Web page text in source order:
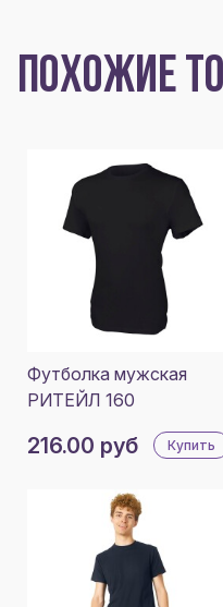
ПОХОЖИЕ
Футболка мужская
РИТЕЙЛ 160
216.00 руб Купить